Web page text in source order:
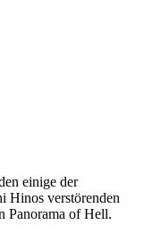
einige der
Hinos verstörenden
Panorama of Hell.